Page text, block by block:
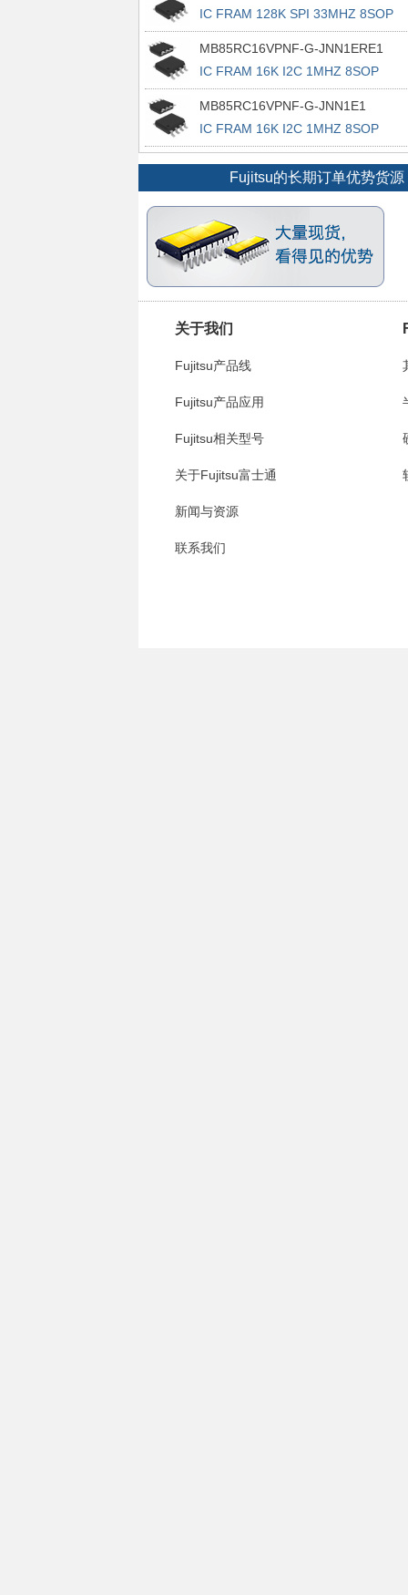
IC FRAM 128K SPI 33MHZ 8SOP
MB85RC16VPNF-G-JNN1ERE1
IC FRAM 16K I2C 1MHZ 8SOP
MB85RC16VPNF-G-JNN1E1
IC FRAM 16K I2C 1MHZ 8SOP
Fujitsu的长期订单优势货
关于我们
Fujitsu产品线
Fujitsu产品应用
Fujitsu相关型号
关于Fujitsu富士通
新闻与资源
联系我们